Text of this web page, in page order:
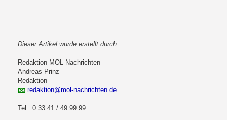
Dieser Artikel wurde erstellt durch:
Redaktion MOL Nachrichten
Andreas Prinz
Redaktion
redaktion@mol-nachrichten.de
Tel.: 0 33 41 / 49 99 99